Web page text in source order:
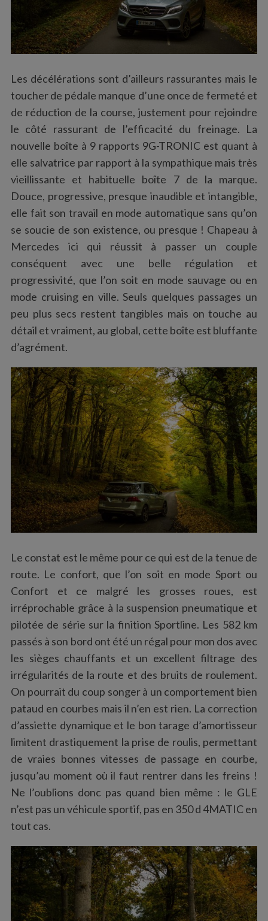
Les décélérations sont d’ailleurs rassurantes mais le
toucher de pédale manque d’une once de fermeté et
de réduction de la course, justement pour rejoindre
le côté rassurant de l’efficacité du freinage. La
nouvelle boîte à 9 rapports 9G-TRONIC est quant à
elle salvatrice par rapport à la sympathique mais très
vieillissante et habituelle boîte 7 de la marque.
Douce, progressive, presque inaudible et intangible,
elle fait son travail en mode automatique sans qu’on
se soucie de son existence, ou presque ! Chapeau à
Mercedes ici qui réussit à passer un couple
conséquent avec une belle régulation et
progressivité, que l’on soit en mode sauvage ou en
mode cruising en ville. Seuls quelques passages un
peu plus secs restent tangibles mais on touche au
détail et vraiment, au global, cette boîte est bluffante
d’agrément.
Le constat est le même pour ce qui est de la tenue de
route. Le confort, que l’on soit en mode Sport ou
Confort et ce malgré les grosses roues, est
irréprochable grâce à la suspension pneumatique et
pilotée de série sur la finition Sportline. Les 582 km
passés à son bord ont été un régal pour mon dos avec
les sièges chauffants et un excellent filtrage des
irrégularités de la route et des bruits de roulement.
On pourrait du coup songer à un comportement bien
pataud en courbes mais il n’en est rien. La correction
d’assiette dynamique et le bon tarage d’amortisseur
limitent drastiquement la prise de roulis, permettant
de vraies bonnes vitesses de passage en courbe,
jusqu’au moment où il faut rentrer dans les freins !
Ne l’oublions donc pas quand bien même : le GLE
n’est pas un véhicule sportif, pas en 350 d 4MATIC en
tout cas.